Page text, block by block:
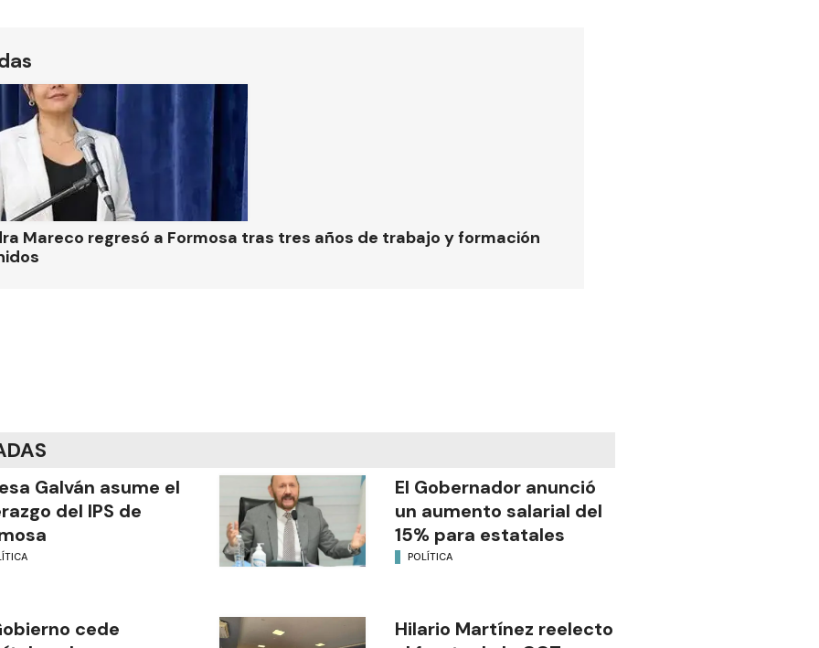
Mareco regresó a Formosa tras tres años de trabajo y formación
Galván asume el
del IPS de
El Gobernador anunció
un aumento salarial del
15% para estatales
POLÍTICA
cede
Hilario Martínez reelecto